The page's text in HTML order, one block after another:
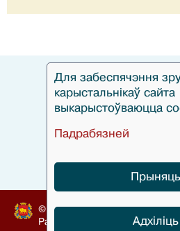
© Гродзенскі аблвыканкам,
Распрацоўка
Для забеспячэння
карыстальнікаў сайта
выкарыстоўваюцца
Падрабязней
Прыняць
Адхіліць